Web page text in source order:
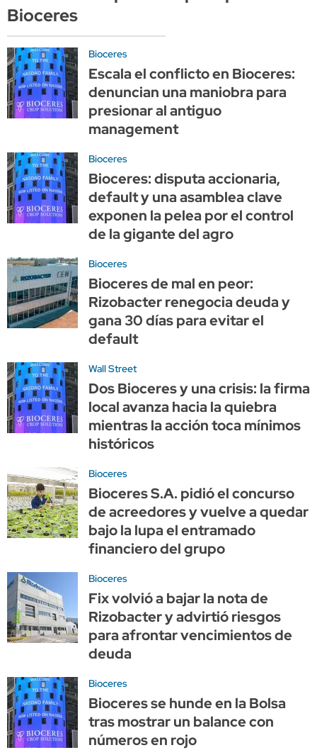
Bioceres
Bioceres
Escala el conflicto en Bioceres:
denuncian una maniobra para
presionar al antiguo
management
Bioceres
Bioceres: disputa accionaria,
default y una asamblea clave
exponen la pelea por el control
de la gigante del agro
Bioceres
Bioceres de mal en peor:
Rizobacter renegocia deuda y
gana 30 días para evitar el
default
Wall Street
Dos Bioceres y una crisis: la firma
local avanza hacia la quiebra
mientras la acción toca mínimos
históricos
Bioceres
Bioceres S.A. pidió el concurso
de acreedores y vuelve a quedar
bajo la lupa el entramado
financiero del grupo
Bioceres
Fix volvió a bajar la nota de
Rizobacter y advirtió riesgos
para afrontar vencimientos de
deuda
Bioceres
Bioceres se hunde en la Bolsa
tras mostrar un balance con
números en rojo